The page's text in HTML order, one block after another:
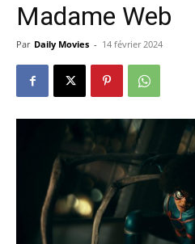
Madame Web
Par Daily Movies - 14 février 2024